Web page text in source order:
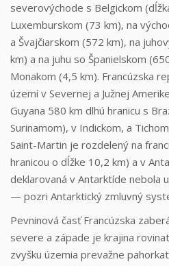
severovýchode s Belgickom
Luxemburskom (73 km), na
a Švajčiarskom (572 km), na
km) a na juhu so Španielskom
Monakom (4,5 km). Francúzska
území v Severnej a Južnej
Guyana 580 km dlhú hranicu s
Surinamom), v Indickom, a
Saint-Martin je rozdelený na
hranicou o dĺžke 10,2 km) a v
deklarovaná v Antarktíde nebola
— pozri Antarktický zmluvný
Pevninová časť Francúzska
severe a západe je krajina
zvyšku územia prevažne